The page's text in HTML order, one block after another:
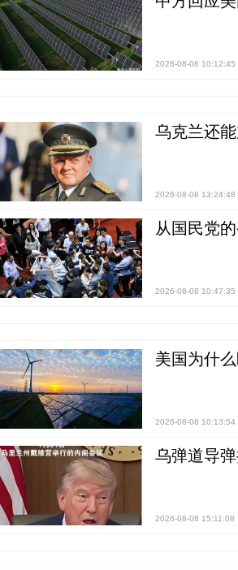
2026-08-08 10:12:45
乌克兰还
2026-08-08 13:24:48
从国民党
2026-08-08 10:47:35
美国为什
2026-08-08 10:13:54
乌弹道导
2026-08-08 15:11:08